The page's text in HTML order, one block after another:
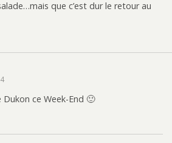
que c’est dur le retour au
Dukon ce Week-End 🙂